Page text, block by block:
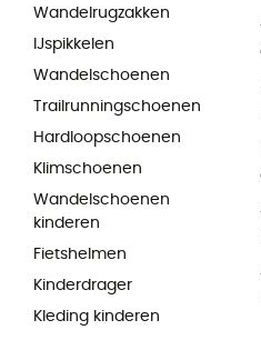
Wandelrugzakken
IJspikkelen
Wandelschoenen
Trailrunningschoenen
Hardloopschoenen
Klimschoenen
Wandelschoenen
kinderen
Fietshelmen
Kinderdrager
Kleding kinderen